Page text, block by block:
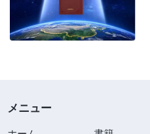
同様に、全能神の言葉を読
ることによって全能神教会
められ、変化させられ、本
とができることは事実で証
メニュー